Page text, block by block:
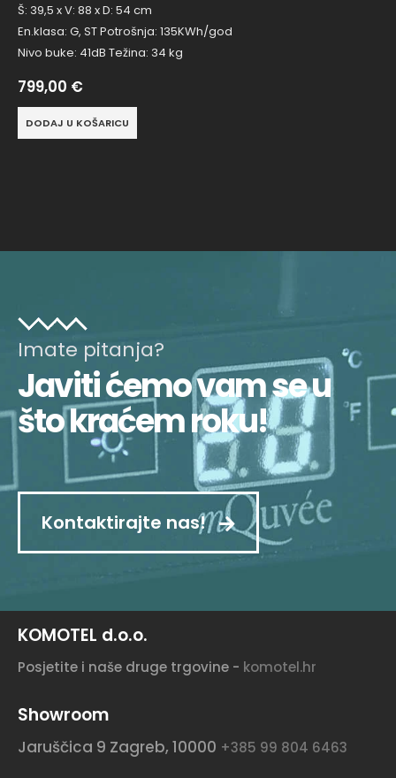
Š: 39,5 x V: 88 x D: 54 cm
En.klasa: G, ST Potrošnja: 135KWh/god
Nivo buke: 41dB Težina: 34 kg
799,00 €
DODAJ U KOŠARICU
Imate pitanja?
Javiti ćemo vam se u
što kraćem roku!
Kontaktirajte nas!
KOMOTEL d.o.o.
Posjetite i naše druge trgovine - komotel.hr
Showroom
Jaruščica 9 Zagreb, 10000 +385 99 804 6463